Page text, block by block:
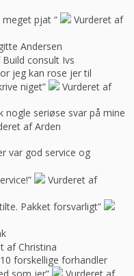
meget pjat “
Vurderet af
Andersen
consult Ivs
jeg kan rose jer til
niget”
Vurderet af
nogle seriøse svar på mine
af Arden
var god service og
Vurderet af
Pakket forsvarligt”
af Christina
forskellige forhandler